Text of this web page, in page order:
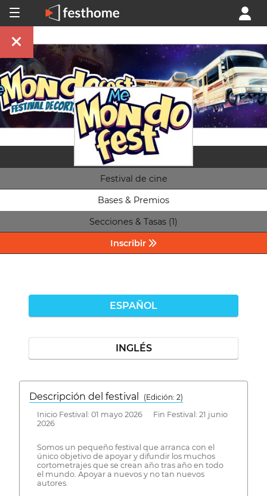
Festival de cine
Bases & Premios
Secciones & Tasas (1)
Inscribir
ESPAÑOL
INGLÉS
Descripción del festival
( Edición: 2)
Inicio Festival: 01 mayo 2026 Fin Festival: 21 junio
2026
Somos un pequeño festival que arranca con el
único objetivo de apoyar y difundir los muchos
cortometrajes que se crean año tras año en todo
el mundo. Apoyar a nuevos y no tan nuevos
autores.